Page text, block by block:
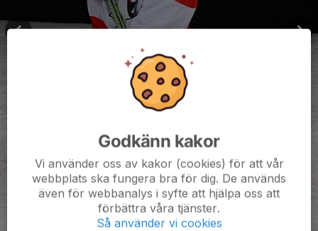
Godkänn kakor
Vi använder oss av kakor (cookies) för att vår
webbplats ska fungera bra för dig. De används
även för webbanalys i syfte att hjälpa oss att
förbättra våra tjänster.
Så använder vi cookies